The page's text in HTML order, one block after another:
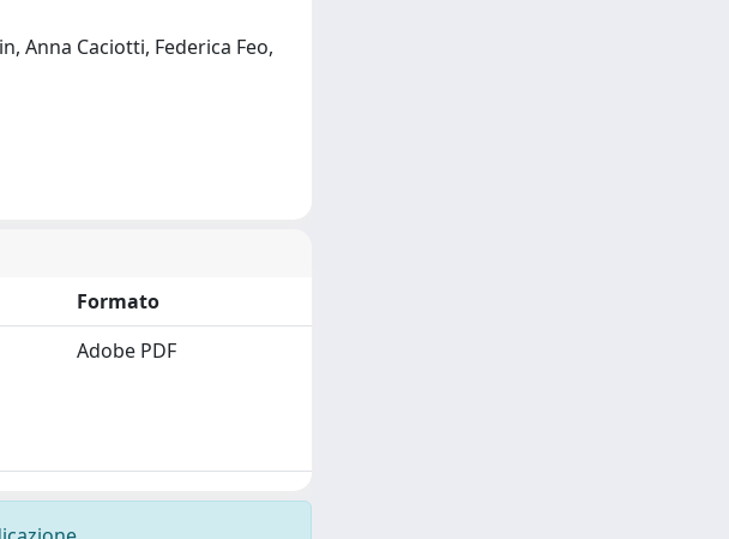
Anna Caciotti, Federica Feo,
Formato
Adobe PDF